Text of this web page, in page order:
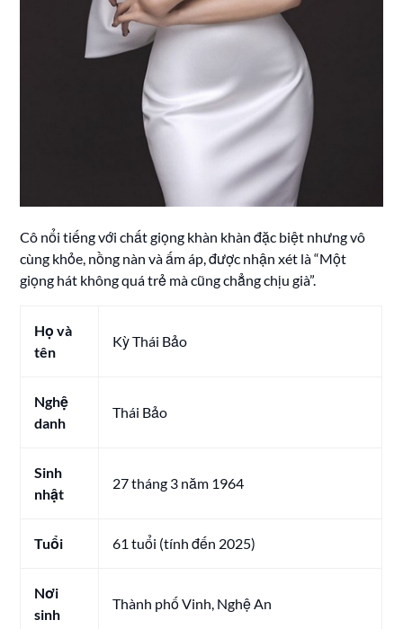
Cô nổi tiếng với chất giọng khàn khàn đặc biệt nhưng vô
cùng khỏe, nồng nàn và ấm áp, được nhận xét là “Một
giọng hát không quá trẻ mà cũng chẳng chịu già”.
Họ và
tên
Kỳ Thái Bảo
Nghệ
danh
Thái Bảo
Sinh
nhật
27 tháng 3 năm 1964
Tuổi 61 tuổi (tính đến 2025)
Nơi
sinh
Thành phố Vinh, Nghệ An